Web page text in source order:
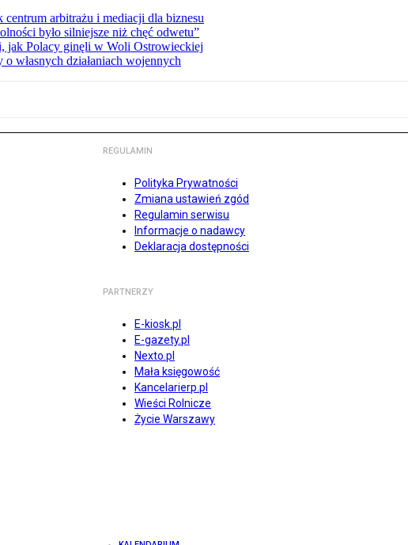
arbitrażu i mediacji dla biznesu
było silniejsze niż chęć odwetu”
jak Polacy ginęli w Woli Ostrowieckiej
własnych działaniach wojennych
REGULAMIN
Polityka Prywatności
Zmiana ustawień zgód
Regulamin serwisu
Informacje o nadawcy
Deklaracja dostępności
PARTNERZY
E-kiosk.pl
E-gazety.pl
Nexto.pl
Mała księgowość
Kancelarierp.pl
Wieści Rolnicze
Życie Warszawy